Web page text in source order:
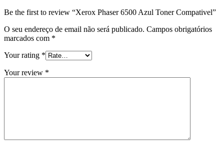
Be the first to review “Xerox Phaser 6500 Azul Toner Compativel”
O seu endereço de email não será publicado. Campos obrigatórios
marcados com *
Your rating *
Your review *